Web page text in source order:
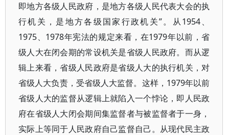
即地方各级人民政府，是地方各级人民代表大会的执
行机关，是地方各级国家行政机关”。从1954、
1975、1978年宪法的规定来看，在1979年以前，省
级人大在闭会期的常设机关是省级人民政府。而从逻
辑上来看，省级人民政府是省级人大的执行机关，对
省级人大负责，受省级人大监督。这样，1979年以前
省级人大的监督从逻辑上就陷入一个悖论，即人民政
府在省级人大闭会期间集监督者与被监督者于一身，
实际上等同于人民政府自己监督自己。从现代民主政